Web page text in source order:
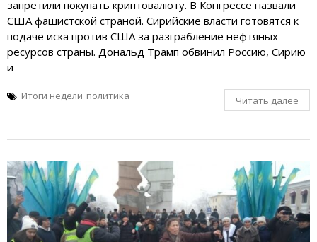
запретили покупать криптовалюту. В Конгрессе назвали
США фашистской страной. Сирийские власти готовятся к
подаче иска против США за разграбление нефтяных
ресурсов страны. Дональд Трамп обвинил Россию, Сирию
и
Итоги недели политика Читать далее